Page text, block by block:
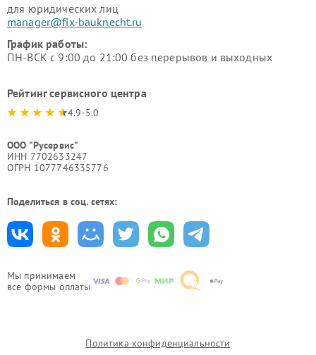
Мы принимаем
все формы оплаты
для юридических лиц
manager@fix-bauknecht.ru
График работы:
ПН-ВСК с 9:00 до 21:00 без перерывов и выходных
Рейтинг сервисного центра
4.9-5.0
ООО "Русервис"
ИНН 7702633247
ОГРН 1077746335776
Поделиться в соц. сетях:
Политика конфиденциальности